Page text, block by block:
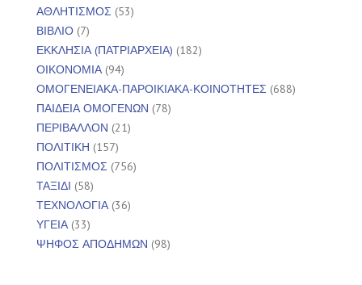
ΑΘΛΗΤΙΣΜΟΣ (53)
ΒΙΒΛΙΟ (7)
ΕΚΚΛΗΣΙΑ (ΠΑΤΡΙΑΡΧΕΙΑ) (182)
ΟΙΚΟΝΟΜΙΑ(94)
ΟΜΟΓΕΝΕΙΑΚΑ-ΠΑΡΟΙΚΙΑΚΑ-ΚΟΙΝΟΤΗΤΕΣ (688)
ΠΑΙΔΕΙΑ ΟΜΟΓΕΝΩΝ (78)
ΠΕΡΙΒΑΛΛΟΝ (21)
ΠΟΛΙΤΙΚΗ (157)
ΠΟΛΙΤΙΣΜΟΣ (756)
ΤΑΞΙΔΙ (58)
ΤΕΧΝΟΛΟΓΙΑ(36)
ΥΓΕΙΑ(33)
ΨΗΦΟΣ ΑΠΟΔΗΜΩΝ (98)